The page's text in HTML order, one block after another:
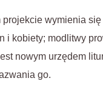
wymienia
kobiety; modlitwy
nowym urzędem
go.